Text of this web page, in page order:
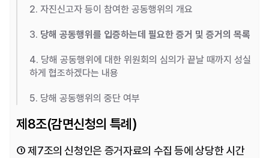
2. 자진신고자 등이 참여한 공동행위의 개요
3. 당해 공동행위를 입증하는데 필요한 증거 및 증거의 목록
4. 당해 공동행위에 대한 위원회의 심의가 끝날 때까지 성실
하게 협조하겠다는 내용
5. 당해 공동행위의 중단 여부
제8조(감면신청의 특례)
① 제7조의 신청인은 증거자료의 수집 등에 상당한 시간